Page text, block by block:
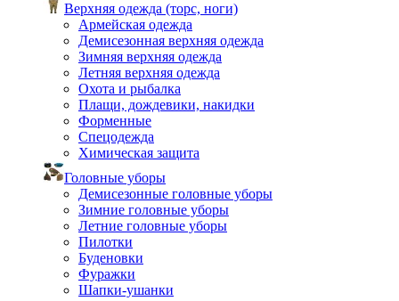
Верхняя одежда (торс, ноги)
Армейская одежда
Демисезонная верхняя одежда
Зимняя верхняя одежда
Летняя верхняя одежда
Охота и рыбалка
Плащи, дождевики, накидки
Форменные
Спецодежда
Химическая защита
Головные уборы
Демисезонные головные уборы
Зимние головные уборы
Летние головные уборы
Пилотки
Буденовки
Фуражки
Шапки-ушанки